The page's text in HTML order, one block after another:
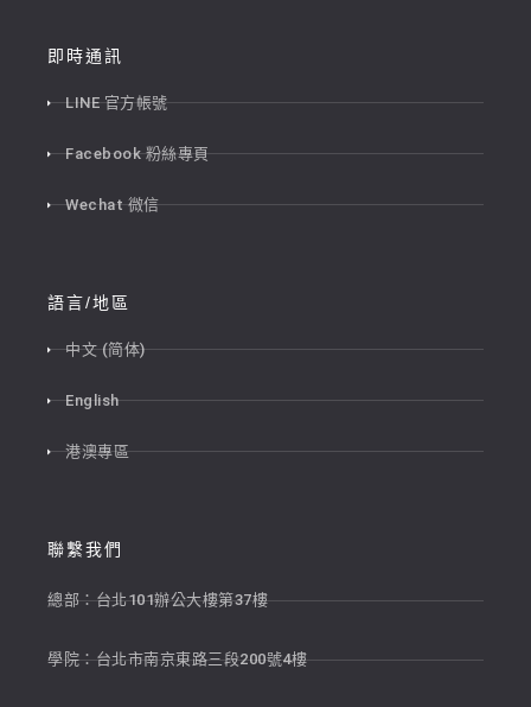
即時通訊
LINE 官方帳號
Facebook 粉絲專頁
Wechat 微信
語言/地區
中文 (简体)
English
港澳專區
聯繫我們
總部：台北101辦公大樓第37樓
學院：台北市南京東路三段200號4樓